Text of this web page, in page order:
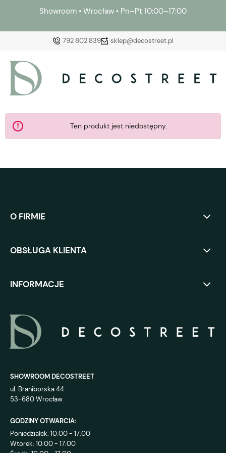
Showroom • Wrocław • Pn–Pt 10:00–17:00
792 802 839 sklep@decostreet.pl
Ten produkt jest niedostępny.
O FIRMIE
OBSŁUGA KLIENTA
INFORMACJE
SHOWROOM DECOSTREET
ul. Braniborska 44
53-680 Wrocław
GODZINY OTWARCIA:
Poniedziałek: 10:00 - 17:00
Wtorek: 10:00 - 17:00